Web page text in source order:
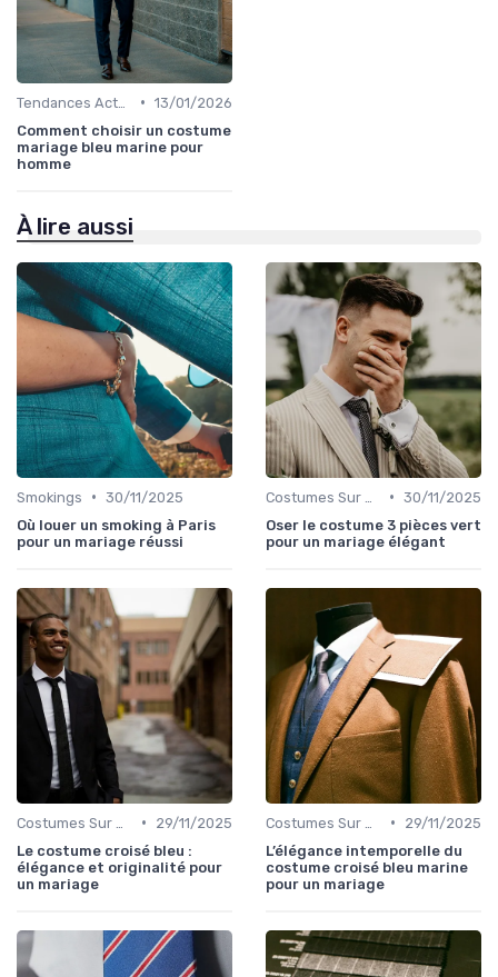
• 13/01/2026
Comment choisir un costume
mariage bleu marine pour
homme
À lire aussi
Smokings • 30/11/2025
Où louer un smoking à Paris
pour un mariage réussi
• 30/11/2025
Oser le costume 3 pièces vert
pour un mariage élégant
•
29/11/2025
Le costume croisé bleu :
élégance et originalité pour
un mariage
•
29/11/2025
L’élégance intemporelle du
costume croisé bleu marine
pour un mariage